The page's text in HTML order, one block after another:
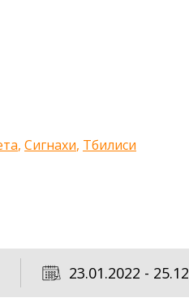
, Сигнахи, Тбилиси
23.01.2022 -